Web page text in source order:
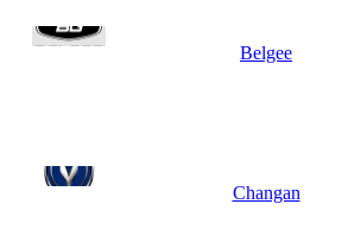
Belgee
Changan